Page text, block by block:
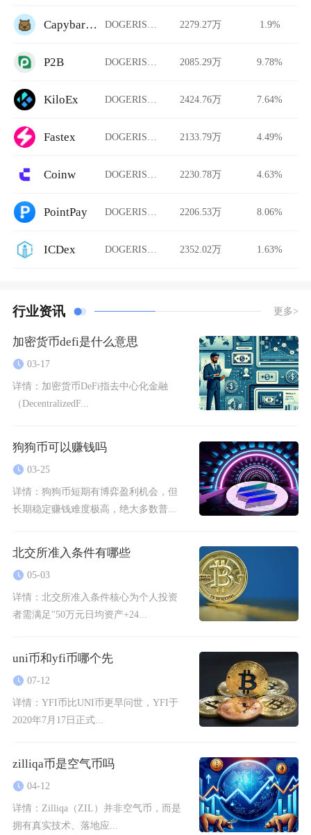
CapybaraDEX 2279.27万 1.9%
P2B 2085.29万 9.78%
KiloEx 2424.76万 7.64%
Fastex 2133.79万 4.49%
Coinw 2230.78万 4.63%
PointPay 2206.53万 8.06%
ICDex 2352.02万 1.63%
行业资讯 更多>
加密货币defi是什么意思
03-17
详情： 加密货币DeFi指去中心化金融
（DecentralizedF...
狗狗币可以赚钱吗
03-25
详情： 狗狗币短期有博弈盈利机会，但
长期稳定赚钱难度极高，绝大多数普...
北交所准入条件有哪些
05-03
详情： 北交所准入条件核心为个人投资
者需满足"50万元日均资产+24...
uni币和yfi币哪个先
07-12
详情： YFI币比UNI币更早问世，YFI于
2020年7月17日正式...
zilliqa币是空气币吗
04-12
详情： Zilliqa（ZIL）并非空气币，而是
拥有真实技术、落地应...